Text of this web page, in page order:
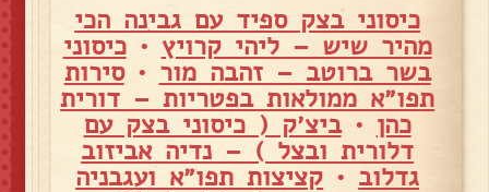
כיסוני בצק ספיד עם גבינה הכי
מהיר שיש – ליהי קרויץ •כיסוני
בשר ברוטב – זהבה מור •סירות
תפו״א ממולאות בפטריות – דורית
כהן •ביצ׳ק ( כיסוני בצק עם
דלורית ובצל ) – נדיה אביזוב
גדלוב • קציצות תפו״א ועגבניה